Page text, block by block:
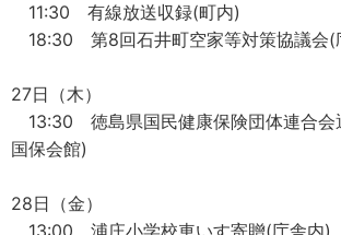
11:30 有線放送収録(町内)
18:30 第8回石井町空家等対策協議会(
27日（木）
13:30 徳島県国民健康保険団体連合会
国保会館)
28日（金）
13:00 浦庄小学校車いす寄贈(庁舎内)